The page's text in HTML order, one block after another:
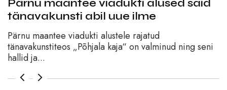
Pärnu maantee viadukti alused said
tänavakunsti abil uue ilme
Pärnu maantee viadukti alustele rajatud
tänavakunstiteos „Põhjala kaja“ on valminud ning seni
hallid ja...